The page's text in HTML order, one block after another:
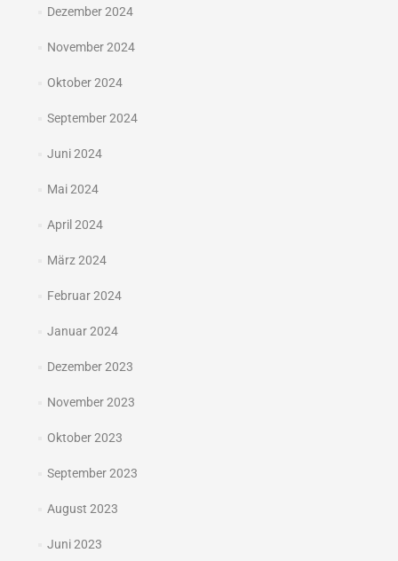
Dezember 2024
November 2024
Oktober 2024
September 2024
Juni 2024
Mai 2024
April 2024
März 2024
Februar 2024
Januar 2024
Dezember 2023
November 2023
Oktober 2023
September 2023
August 2023
Juni 2023